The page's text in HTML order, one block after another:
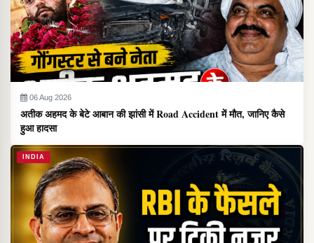
06 Aug 2026
अतीक अहमद के बेटे आबान की झांसी में Road Accident में मौत, जानिए कैसे
हुआ हादसा
INDIA